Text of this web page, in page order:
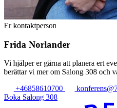
Er kontaktperson
Frida Norlander
Vi hjälper er gärna att planera ert
berättar vi mer om Salong 308 och
+46858610700
Boka Salong 308